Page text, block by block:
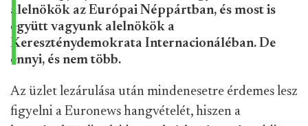
alelnökök az Európai Néppártban, és most is
együtt vagyunk alelnökök a
Kereszténydemokrata Internacionáléban. De
ennyi, és nem több.
Az üzlet lezárulása után mindenesetre érdemes lesz
figyelni a Euronews hangvételét, hiszen a